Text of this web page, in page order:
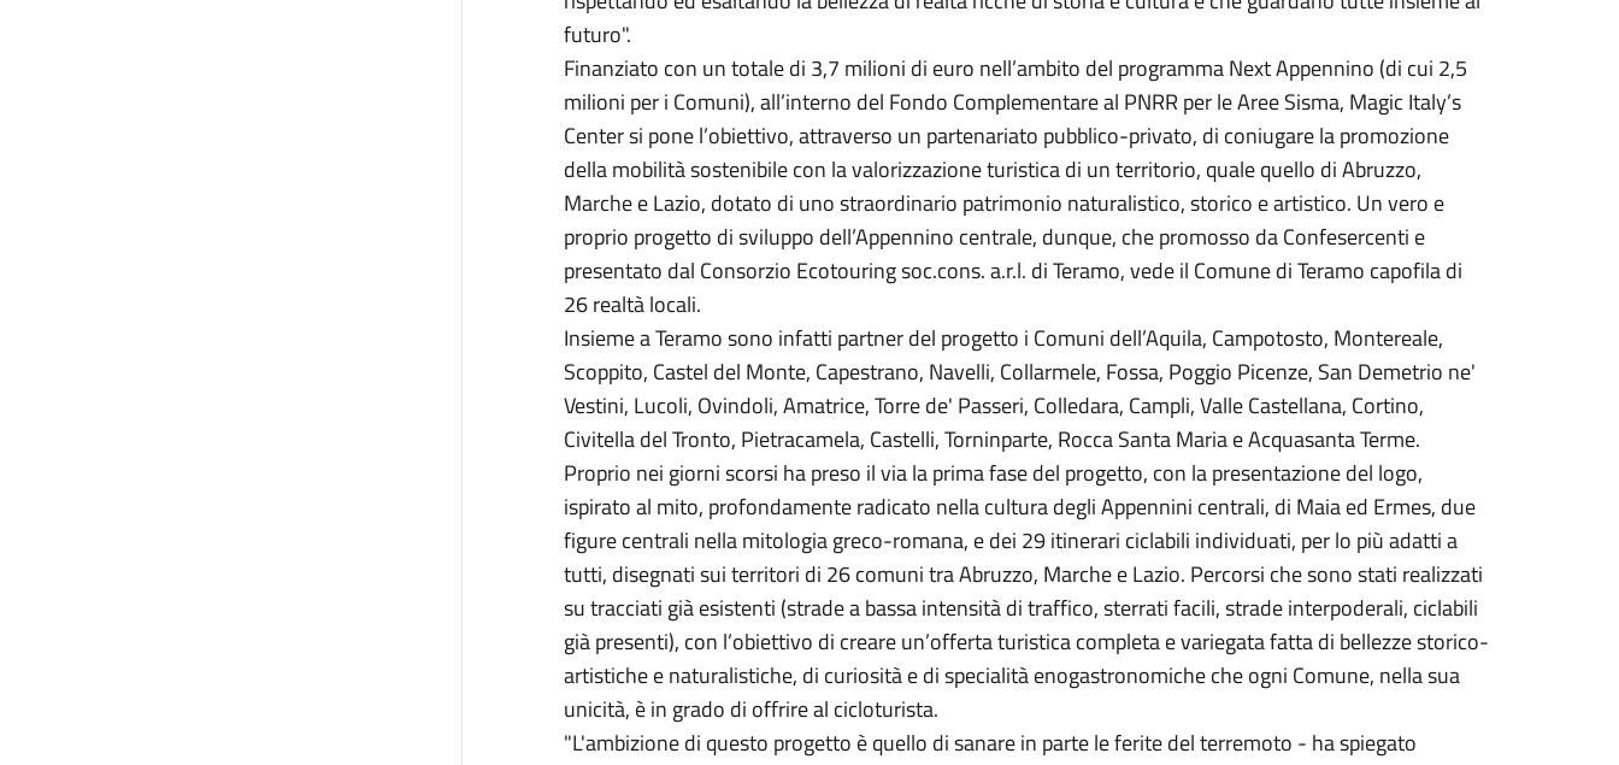
futuro".
Finanziato con un totale di 3,7 milioni di euro nell’ambito del programma Next Appennino (di cui 2,5
milioni per i Comuni), all’interno del Fondo Complementare al PNRR per le Aree Sisma, Magic Italy’s
Center si pone l’obiettivo, attraverso un partenariato pubblico-privato, di coniugare la promozione
della mobilità sostenibile con la valorizzazione turistica di un territorio, quale quello di Abruzzo,
Marche e Lazio, dotato di uno straordinario patrimonio naturalistico, storico e artistico. Un vero e
proprio progetto di sviluppo dell’Appennino centrale, dunque, che promosso da Confesercenti e
presentato dal Consorzio Ecotouring soc.cons. a.r.l. di Teramo, vede il Comune di Teramo capofila di
26 realtà locali.
Insieme a Teramo sono infatti partner del progetto i Comuni dell’Aquila, Campotosto, Montereale,
Scoppito, Castel del Monte, Capestrano, Navelli, Collarmele, Fossa, Poggio Picenze, San Demetrio ne'
Vestini, Lucoli, Ovindoli, Amatrice, Torre de' Passeri, Colledara, Campli, Valle Castellana, Cortino,
Civitella del Tronto, Pietracamela, Castelli, Torninparte, Rocca Santa Maria e Acquasanta Terme.
Proprio nei giorni scorsi ha preso il via la prima fase del progetto, con la presentazione del logo,
ispirato al mito, profondamente radicato nella cultura degli Appennini centrali, di Maia ed Ermes, due
figure centrali nella mitologia greco-romana, e dei 29 itinerari ciclabili individuati, per lo più adatti a
tutti, disegnati sui territori di 26 comuni tra Abruzzo, Marche e Lazio. Percorsi che sono stati realizzati
su tracciati già esistenti (strade a bassa intensità di traffico, sterrati facili, strade interpoderali, ciclabili
già presenti), con l’obiettivo di creare un’offerta turistica completa e variegata fatta di bellezze storico-
artistiche e naturalistiche, di curiosità e di specialità enogastronomiche che ogni Comune, nella sua
unicità, è in grado di offrire al cicloturista.
"L'ambizione di questo progetto è quello di sanare in parte le ferite del terremoto - ha spiegato